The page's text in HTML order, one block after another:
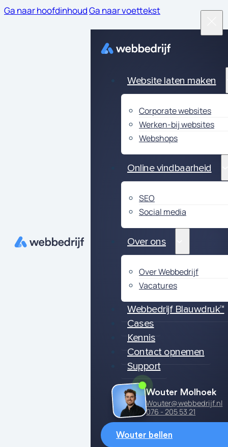
Ga naar hoofdinhoudGa naar voettekst
Website laten maken
Corporate websites
Werken-bij websites
Webshops
Online vindbaarheid
SEO
Social media
Over ons
Over Webbedrijf
Vacatures
Webbedrijf Blauwdruk™
Cases
Kennis
Contact opnemen
Support
Wouter Molhoek
Wouter@webbedrijf.nl
076 - 205 53 21
Wouter bellen